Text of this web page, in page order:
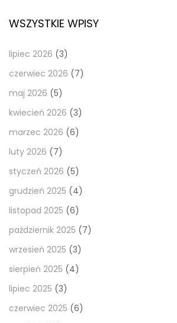
WSZYSTKIE WPISY
lipiec 2026 (3)
czerwiec 2026 (7)
maj 2026 (5)
kwiecień 2026 (3)
marzec 2026 (6)
luty 2026 (7)
styczeń 2026 (5)
grudzień 2025 (4)
listopad 2025 (6)
październik 2025 (7)
wrzesień 2025 (3)
sierpień 2025 (4)
lipiec 2025 (3)
czerwiec 2025 (6)